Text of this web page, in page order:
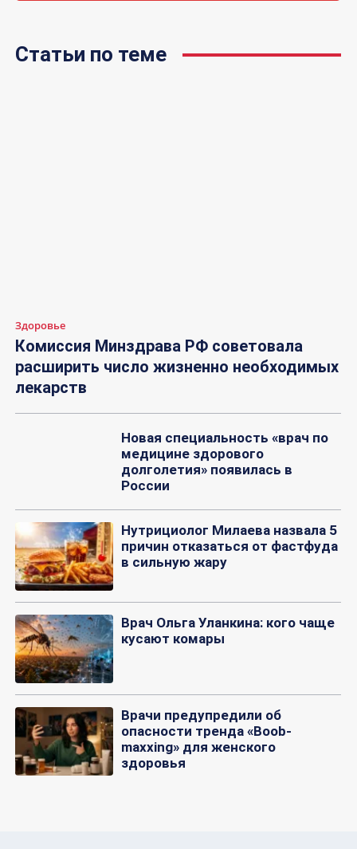
Статьи по теме
Здоровье
Комиссия Минздрава РФ советовала
расширить число жизненно необходимых
лекарств
Новая специальность «врач по
медицине здорового
долголетия» появилась в
России
Нутрициолог Милаева назвала 5
причин отказаться от фастфуда
в сильную жару
Врач Ольга Уланкина: кого чаще
кусают комары
Врачи предупредили об
опасности тренда «Boob-
maxxing» для женского
здоровья